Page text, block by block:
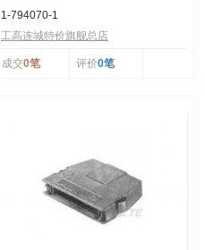
1-794070-1
工高连城特价旗舰总店
成交0笔 评价0笔